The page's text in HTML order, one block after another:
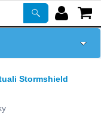
Stormshield